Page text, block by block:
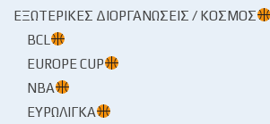
ΕΞΩΤΕΡΙΚΈΣ ΔΙΟΡΓΑΝΏΣΕΙΣ / ΚΌΣΜΟΣ
BCL
EUROPE CUP
NBA
ΕΥΡΩΛΊΓΚΑ